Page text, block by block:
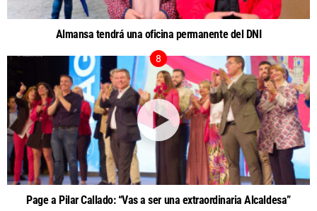
Almansa tendrá una oficina permanente del DNI
Page a Pilar Callado: “Vas a ser una extraordinaria Alcaldesa”